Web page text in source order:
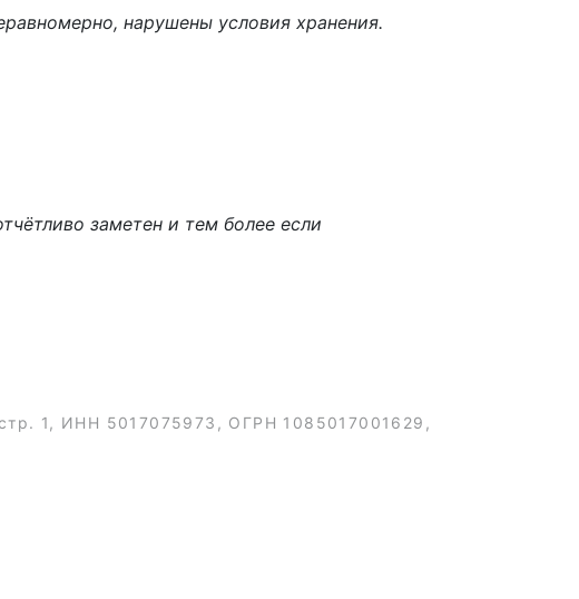
нарушены условия хранения.
заметен и тем более если
1, ИНН 5017075973, ОГРН 1085017001629,